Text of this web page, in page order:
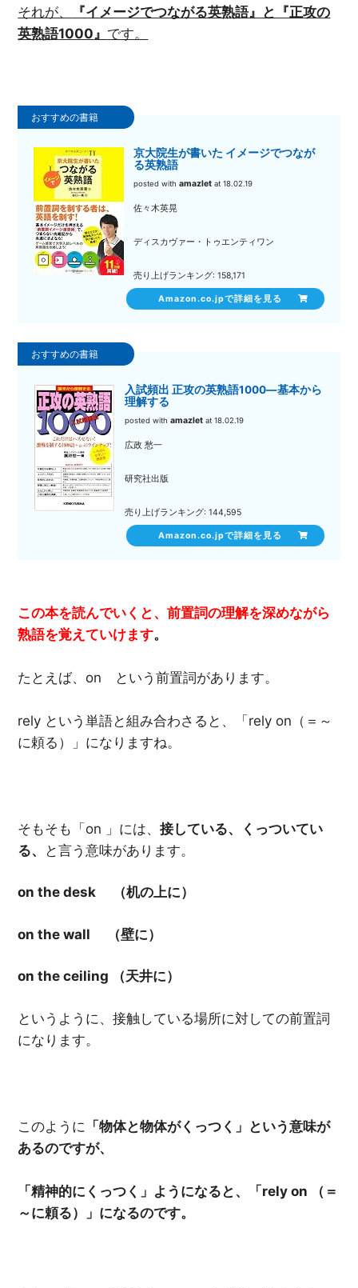
それが、
『イメージでつながる英熟語』と『正攻の
英熟語1000 』 です。
京大院生が書いた イメージでつなが
る英熟語
posted withamazlet at 18.02.19
佐々木英晃
ディスカヴァー・トゥエンティワン
売り上げランキング: 158,171
Amazon.co.jpで詳細を見る
入試頻出 正攻の英熟語1000―基本から
理解する
posted withamazlet at 18.02.19
広政 愁一
研究社出版
売り上げランキング: 144,595
Amazon.co.jpで詳細を見る
この本を読んでいくと、前置詞の理解を深めながら
熟語を覚えていけます。
たとえば、on という前置詞があります。
rely という単語と組み合わさると、「rely on（＝～
に頼る）」になりますね。
そもそも「on 」には、接している、くっついてい
る、
と言う意味があります。
on the desk （机の上に）
on the wall （壁に）
on the ceiling （天井に）
というように、接触している場所に対しての前置詞
になります。
このように 「物体と物体がくっつく」という意味が
あるのですが、
「精神的にくっつく」ようになると、「rely on
（＝
～に頼る）」になるのです。